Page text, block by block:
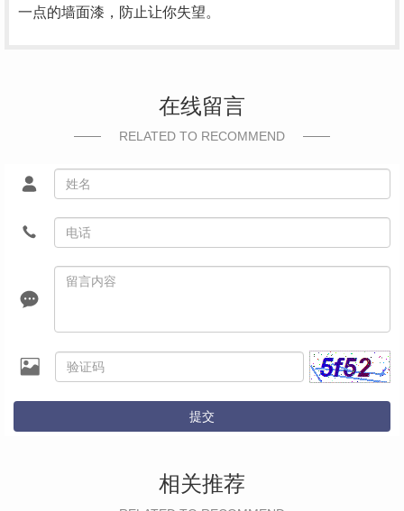
一点的墙面漆，防止让你失望。
在线留言
RELATED TO RECOMMEND
提交
相关推荐